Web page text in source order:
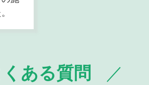
ある質問